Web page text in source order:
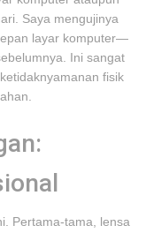
Saya mengujinya
layar komputer—
Ini sangat
fisik
Pertama-tama, lensa